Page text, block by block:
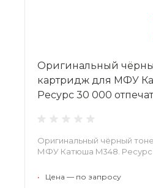
Оригинальный
картридж для МФУ
Ресурс 30 000
Оригинальный чёрный
МФУ Катюша M348. Ресурс
• Цена — по запросу